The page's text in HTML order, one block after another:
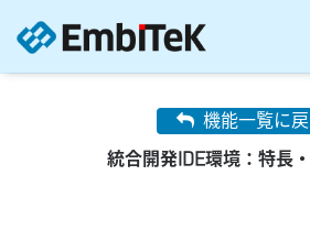
機能一覧に戻
統合開発IDE環境：特長